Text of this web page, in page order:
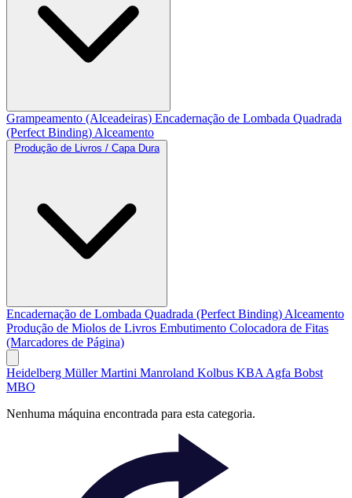
Grampeamento (Alceadeiras) Encadernação de Lombada Quadrada
(Perfect Binding) Alceamento
Produção de Livros / Capa Dura
Encadernação de Lombada Quadrada (Perfect Binding) Alceamento
Produção de Miolos de Livros Embutimento Colocadora de Fitas
(Marcadores de Página)
Heidelberg Müller Martini Manroland Kolbus KBA Agfa Bobst
MBO
Nenhuma máquina encontrada para esta categoria.